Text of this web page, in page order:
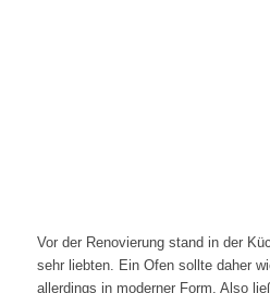
Vor der Renovierung stand in der
sehr liebten. Ein Ofen sollte daher
allerdings in moderner Form. Also